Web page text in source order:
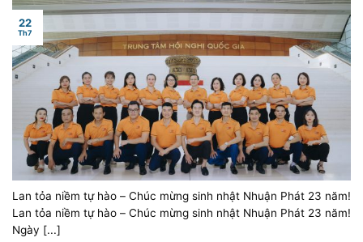
Lan tỏa niềm tự hào – Chúc mừng sinh nhật Nhuận Phát 23 năm!
Lan tỏa niềm tự hào – Chúc mừng sinh nhật Nhuận Phát 23 năm!
Ngày [...]
22
Th7